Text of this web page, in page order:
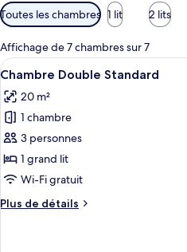
Filtres
disponibles
pour
les
chambres
Toutes les chambres 1 lit 2 lits
Affichage de 7 chambres sur 7
Afficher
toutes
les
photos
pour
ce
type
chambre :
4
Chambre Double Standard
20 m²
1 chambre
3 personnes
1 grand lit
Wi-Fi gratuit
Plus de détails
Plus